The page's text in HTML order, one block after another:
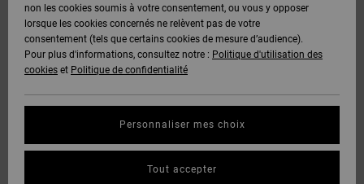
Roammax
Onyx
AT-2
Boots
Snowboard
Voir Tout
Pantalons
Shorts
Boardshorts
Voir Tout
Pantalons
& Shorts
Bonnets
BONS
PLANS
Manteaux
Quiksilver
Freedom
Guide des
Débardeurs
non les cookies soumis à votre consentement, ou vous y opposer
lorsque les cookies concernés ne relèvent pas de votre
consentement (tels que certains cookies de mesure d’audience).
Pour plus d'informations, consultez notre : Politique d'utilisation des
cookies et Politique de confidentialité
Personnaliser mes choix
Tout accepter